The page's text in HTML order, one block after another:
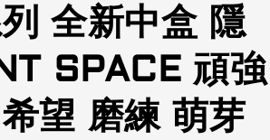
全新中盒 隱
SPACE 頑強
望 磨練 萌芽